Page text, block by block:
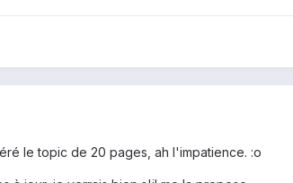
le topic de 20 pages, ah l'impatience. :o